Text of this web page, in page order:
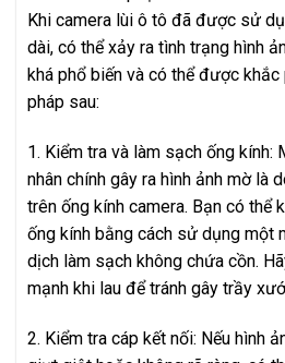
Khi camera lùi ô tô đã được sử
dài, có thể xảy ra tình trạng hình
khá phổ biến và có thể được
pháp sau:
1. Kiểm tra và làm sạch ống kính:
nhân chính gây ra hình ảnh mờ là
trên ống kính camera. Bạn có thể
ống kính bằng cách sử dụng một
dịch làm sạch không chứa cồn.
mạnh khi lau để tránh gây trầy
2. Kiểm tra cáp kết nối: Nếu hình